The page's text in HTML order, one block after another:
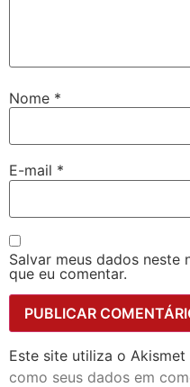
Nome *
E-mail *
Salvar meus dados neste
que eu comentar.
Este site utiliza o
como seus dados em